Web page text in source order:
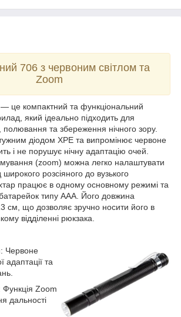
706 з червоним світлом та
Zoom
— це компактний та функціональний
який ідеально підходить для
полювання та збереження нічного зору.
діодом XPE та випромінює червоне
і не порушує нічну адаптацію очей.
(zoom) можна легко налаштувати
широкого розсіяного до вузького
працює в одному основному режимі та
типу ААА. Його довжина
см, що дозволяє зручно носити його в
відділенні рюкзака.
Червоне
адаптації та
Zoom
дальності